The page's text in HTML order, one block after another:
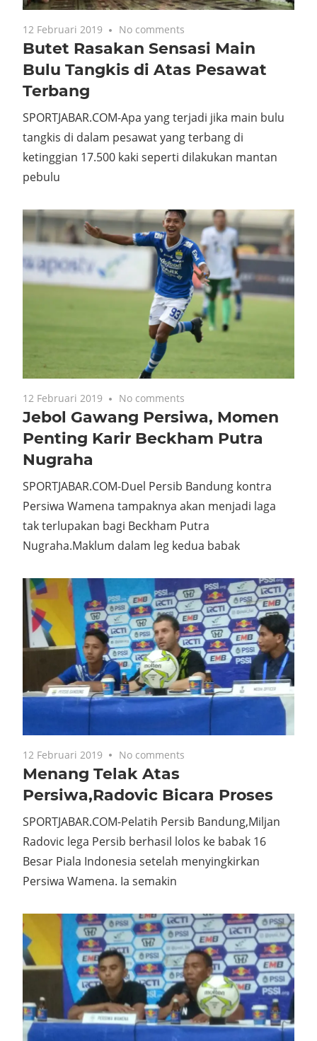
12 Februari 2019 No comments
Butet Rasakan Sensasi Main
Bulu Tangkis di Atas Pesawat
Terbang
SPORTJABAR.COM-Apa yang terjadi jika main bulu
tangkis di dalam pesawat yang terbang di
ketinggian 17.500 kaki seperti dilakukan mantan
12 Februari 2019 No comments
Jebol Gawang Persiwa, Momen
Penting Karir Beckham Putra
Nugraha
SPORTJABAR.COM-Duel Persib Bandung kontra
Persiwa Wamena tampaknya akan menjadi laga
tak terlupakan bagi Beckham Putra
12 Februari 2019 No comments
Menang Telak Atas
Persiwa,Radovic Bicara Proses
SPORTJABAR.COM-Pelatih Persib Bandung,Miljan
Radovic lega Persib berhasil lolos ke babak 16
Besar Piala Indonesia setelah menyingkirkan